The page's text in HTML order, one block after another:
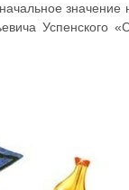
Успенского